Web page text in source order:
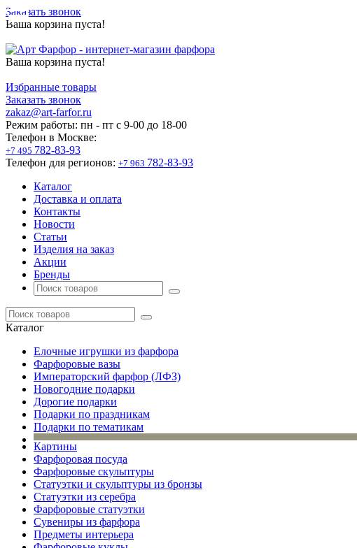
Заказать звонок
Ваша корзина пуста!
Ваша корзина пуста!
Избранные товары
Заказать звонок
zakaz@art-farfor.ru
Режим работы: пн - пт c 9-00 до 18-00
Телефон в Москве:
+7 495 782-83-93
Телефон для регионов: +7 963 782-83-93
Каталог
Доставка и оплата
Контакты
Новости
Статьи
Изделия на заказ
Акции
Бренды
Каталог
Елочные игрушки из фарфора
Фарфоровые вазы
Императорский фарфор (ЛФЗ)
Новогодние подарки
Дорогие подарки
Подарки по праздникам
Подарки по тематикам
Картины
Фарфоровая посуда
Фарфоровые скульптуры
Статуэтки и скульптуры из бронзы
Статуэтки из серебра
Фарфоровые статуэтки
Сувениры из фарфора
Предметы интерьера